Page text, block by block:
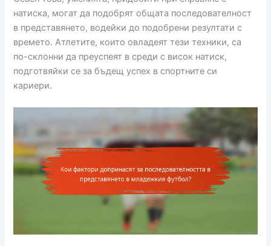
натиска, могат да подобрят общата последователност
в представянето, водейки до подобрени резултати с
времето. Атлетите, които овладеят тези техники, са
по-склонни да преуспеят в среди с висок натиск,
подготвяйки се за бъдещ успех в спортните си
кариери.